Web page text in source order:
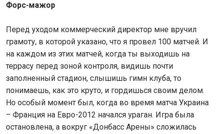
Форс-мажор
Перед уходом коммерческий директор мне вручил
грамоту, в которой указано, что я провел 100 матчей. И
на каждом из этих матчей, когда ты выходишь на
террасу перед зоной контроля, видишь почти
заполненный стадион, слышишь гимн клуба, то
понимаешь, как это круто, и гордишься своим делом.
Но особый момент был, когда во время матча Украина
– Франция на Евро-2012 начался ураган. Игра была
остановлена, а вокруг «Донбасс Арены» сложилась